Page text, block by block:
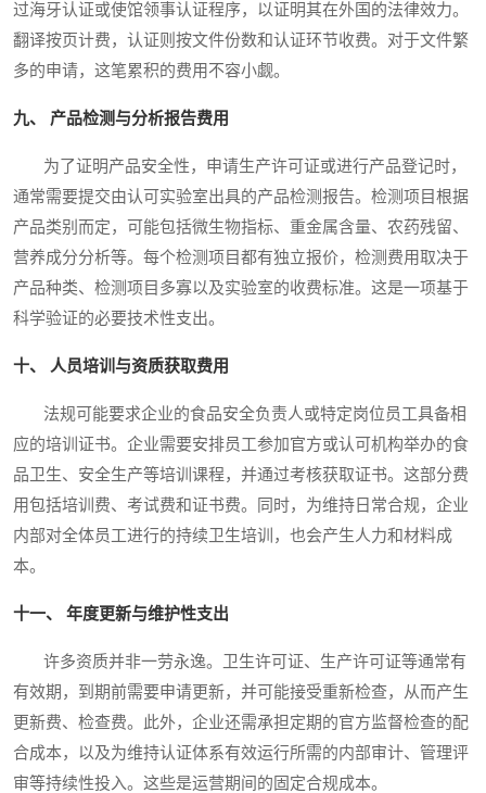
过海牙认证或使馆领事认证程序，以证明其在外国的法律效力。
翻译按页计费，认证则按文件份数和认证环节收费。对于文件繁
多的申请，这笔累积的费用不容小觑。
九、 产品检测与分析报告费用
为了证明产品安全性，申请生产许可证或进行产品登记时，
通常需要提交由认可实验室出具的产品检测报告。检测项目根据
产品类别而定，可能包括微生物指标、重金属含量、农药残留、
营养成分分析等。每个检测项目都有独立报价，检测费用取决于
产品种类、检测项目多寡以及实验室的收费标准。这是一项基于
科学验证的必要技术性支出。
十、 人员培训与资质获取费用
法规可能要求企业的食品安全负责人或特定岗位员工具备相
应的培训证书。企业需要安排员工参加官方或认可机构举办的食
品卫生、安全生产等培训课程，并通过考核获取证书。这部分费
用包括培训费、考试费和证书费。同时，为维持日常合规，企业
内部对全体员工进行的持续卫生培训，也会产生人力和材料成
本。
十一、 年度更新与维护性支出
许多资质并非一劳永逸。卫生许可证、生产许可证等通常有
有效期，到期前需要申请更新，并可能接受重新检查，从而产生
更新费、检查费。此外，企业还需承担定期的官方监督检查的配
合成本，以及为维持认证体系有效运行所需的内部审计、管理评
审等持续性投入。这些是运营期间的固定合规成本。